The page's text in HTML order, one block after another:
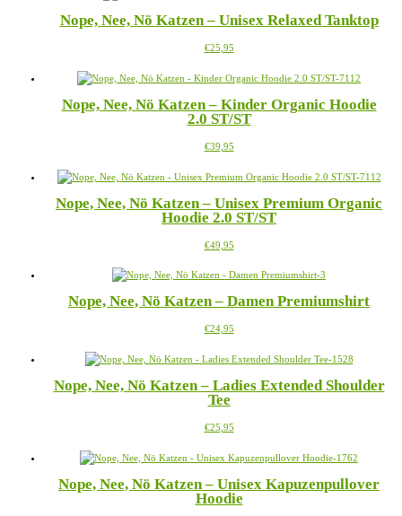
Produktseite
werden
Varianten
Die
können
der
Produktseite
werden
Nope, Nee, Nö Katzen – Unisex Relaxed Tanktop
€25,95Dieses
weist
Varianten
auf.
Optionen
auf
Produktseite
gewählt
Nope, Nee, Nö Katzen – Kinder Organic Hoodie
2.0 ST/ST
€39,95Dieses
weist
Varianten
auf.
Optionen
auf
Produktseite
werden
Nope, Nee, Nö Katzen – Unisex Premium Organic
Hoodie 2.0 ST/ST
€49,95Dieses
weist
Varianten
Die
können
der
werden
Nope, Nee, Nö Katzen – Damen Premiumshirt
€24,95Dieses
weist
Varianten
Optionen
auf
Produktseite
gewählt
Nope, Nee, Nö Katzen – Ladies Extended Shoulder
Tee
€25,95Dieses
weist
Varianten
auf.
Nope, Nee, Nö Katzen – Unisex Kapuzenpullover
Hoodie